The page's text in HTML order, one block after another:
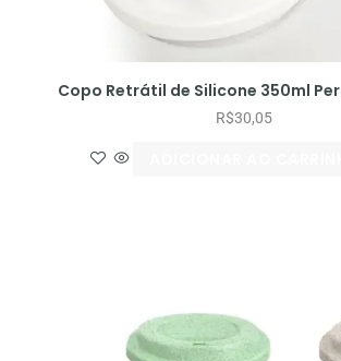
Copo Retrátil de Silicone 350ml
R$30,05